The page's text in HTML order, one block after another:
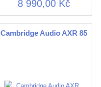
8 990,00 Kč
Cambridge Audio AXR 85